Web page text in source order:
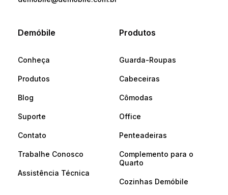
Demóbile
Conheça
Produtos
Blog
Suporte
Contato
Trabalhe Conosco
Assistência Técnica
Produtos
Guarda-Roupas
Cabeceiras
Cômodas
Office
Penteadeiras
Complemento para o
Quarto
Cozinhas Demóbile